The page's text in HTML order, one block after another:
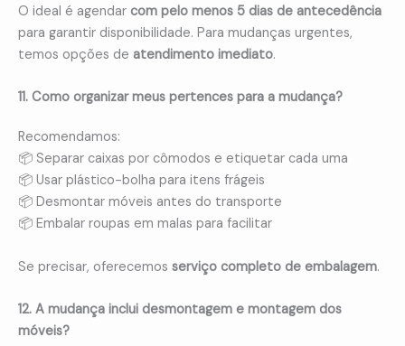
O ideal é agendar com pelo menos 5 dias de antecedência
para garantir disponibilidade. Para mudanças urgentes,
temos opções de atendimento imediato.
11. Como organizar meus pertences para a mudança?
Recomendamos:
📦 Separar caixas por cômodos e etiquetar cada uma
📦 Usar plástico-bolha para itens frágeis
📦 Desmontar móveis antes do transporte
📦 Embalar roupas em malas para facilitar
Se precisar, oferecemos serviço completo de embalagem.
12. A mudança inclui desmontagem e montagem dos
móveis?